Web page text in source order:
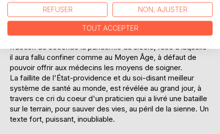
qui sont oubliés de notre administration centrale, sont
devenus des champs de bataille, des lieux de souffrance
où il a fallu se battre avec abnéga­tion, presque à mains
nues. Un virus sous-estimé au départ, devenu en une
fraction de seconde la pandémie du siècle, face à laquelle
il aura fallu confiner comme au Moyen Âge, à défaut de
pouvoir offrir aux médecins les moyens de soigner.
La faillite de l'État-providence et du soi-disant meilleur
système de santé au monde, est révélée au grand jour, à
travers ce cri du coeur d'un praticien qui a livré une bataille
sur le terrain, pour sauver des vies, au péril de la sienne. Un
texte fort, puissant, inoubliable.
REFUSER NON, AJUSTER
TOUT ACCEPTER